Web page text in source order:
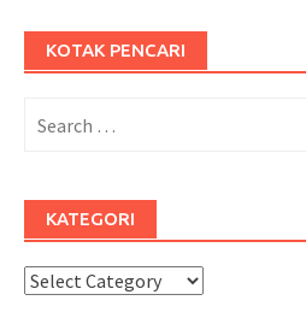
KOTAK PENCARI
for:
KATEGORI
Kategori